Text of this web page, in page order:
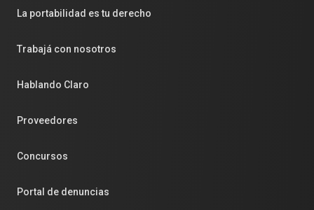
La portabilidad es tu derecho
Trabajá con nosotros
Hablando Claro
Proveedores
Concursos
Portal de denuncias